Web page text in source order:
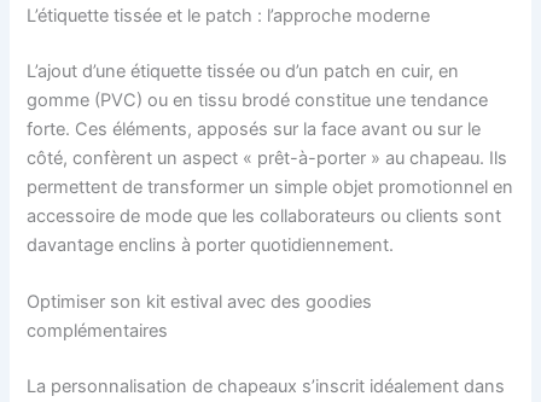
L’étiquette tissée et le patch : l’approche moderne
L’ajout d’une étiquette tissée ou d’un patch en cuir, en
gomme (PVC) ou en tissu brodé constitue une tendance
forte. Ces éléments, apposés sur la face avant ou sur le
côté, confèrent un aspect « prêt-à-porter » au chapeau. Ils
permettent de transformer un simple objet promotionnel en
accessoire de mode que les collaborateurs ou clients sont
davantage enclins à porter quotidiennement.
Optimiser son kit estival avec des goodies
complémentaires
La personnalisation de chapeaux s’inscrit idéalement dans